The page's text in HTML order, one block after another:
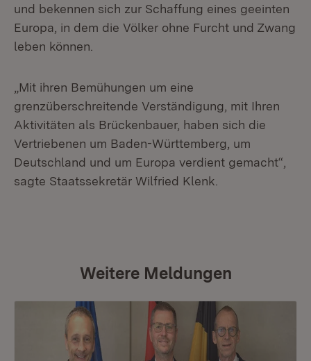
und bekennen sich zur Schaffung eines geeinten
Europa, in dem die Völker ohne Furcht und Zwang
leben können.
„Mit ihren Bemühungen um eine
grenzüberschreitende Verständigung, mit Ihren
Aktivitäten als Brückenbauer, haben sich die
Vertriebenen um Baden-Württemberg, um
Deutschland und um Europa verdient gemacht“,
sagte Staatssekretär Wilfried Klenk.
Weitere Meldungen